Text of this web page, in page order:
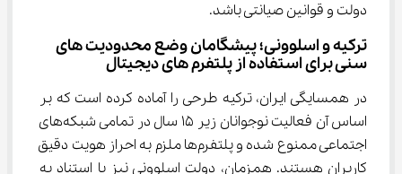
دولت و قوانین صیانتی باشد.
ترکیه و اسلوونی؛ پیشگامان وضع محدودیت ‌های
سنی برای استفاده از پلتفرم‌ های دیجیتال
در همسایگی ایران، ترکیه طرحی را آماده کرده است که بر
اساس آن فعالیت نوجوانان زیر ۱۵ سال در تمامی شبکه‌های
اجتماعی ممنوع شده و پلتفرم‌ها ملزم به احراز هویت دقیق
کاربران هستند. همزمان، دولت اسلوونی نیز با استناد به